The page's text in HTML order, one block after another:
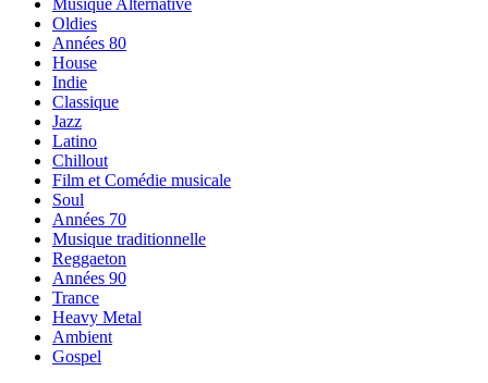
Musique Alternative
Oldies
Années 80
House
Indie
Classique
Jazz
Latino
Chillout
Film et Comédie musicale
Soul
Années 70
Musique traditionnelle
Reggaeton
Années 90
Trance
Heavy Metal
Ambient
Gospel